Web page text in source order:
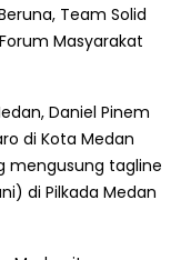
Team Solid
Masyarakat
Daniel Pinem
di Kota Medan
mengusung tagline
di Pilkada Medan